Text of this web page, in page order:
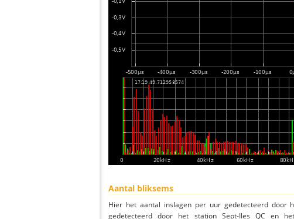
Aantal bliksems
Hier het aantal inslagen per uur gedetecteerd door
gedetecteerd door het station Sept-Iles QC en